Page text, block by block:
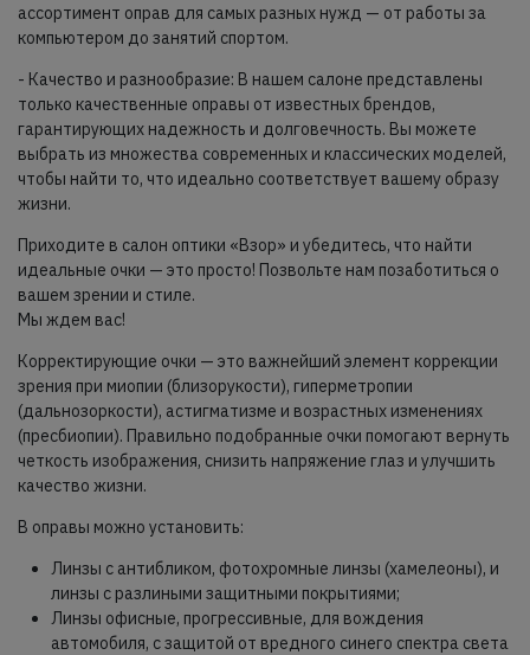
ассортимент оправ для самых разных нужд — от работы за
компьютером до занятий спортом.
- Качество и разнообразие: В нашем салоне представлены
только качественные оправы от известных брендов,
гарантирующих надежность и долговечность. Вы можете
выбрать из множества современных и классических моделей,
чтобы найти то, что идеально соответствует вашему образу
жизни.
Приходите в салон оптики «Взор» и убедитесь, что найти
идеальные очки — это просто! Позвольте нам позаботиться о
вашем зрении и стиле.
Мы ждем вас!
Корректирующие очки — это важнейший элемент коррекции
зрения при миопии (близорукости), гиперметропии
(дальнозоркости), астигматизме и возрастных изменениях
(пресбиопии). Правильно подобранные очки помогают вернуть
четкость изображения, снизить напряжение глаз и улучшить
качество жизни.
В оправы можно установить:
Линзы с антибликом, фотохромные линзы (хамелеоны), и
линзы с разлиными защитными покрытиями;
Линзы офисные, прогрессивные, для вождения
автомобиля, с защитой от вредного синего спектра света